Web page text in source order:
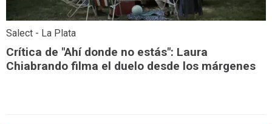
Salect - La Plata
Crítica de "Ahí donde no estás": Laura
Chiabrando filma el duelo desde los márgenes